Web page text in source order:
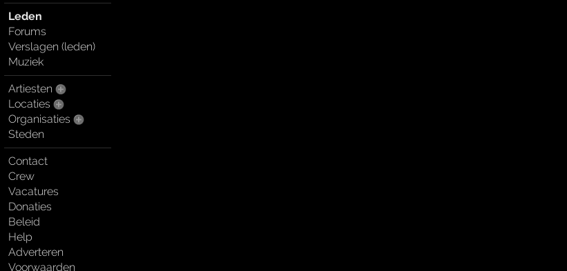
Leden
Forums
Verslagen (leden)
Muziek
Artiesten
Locaties
Organisaties
Steden
Contact
Crew
Vacatures
Donaties
Beleid
Help
Adverteren
Voorwaarden